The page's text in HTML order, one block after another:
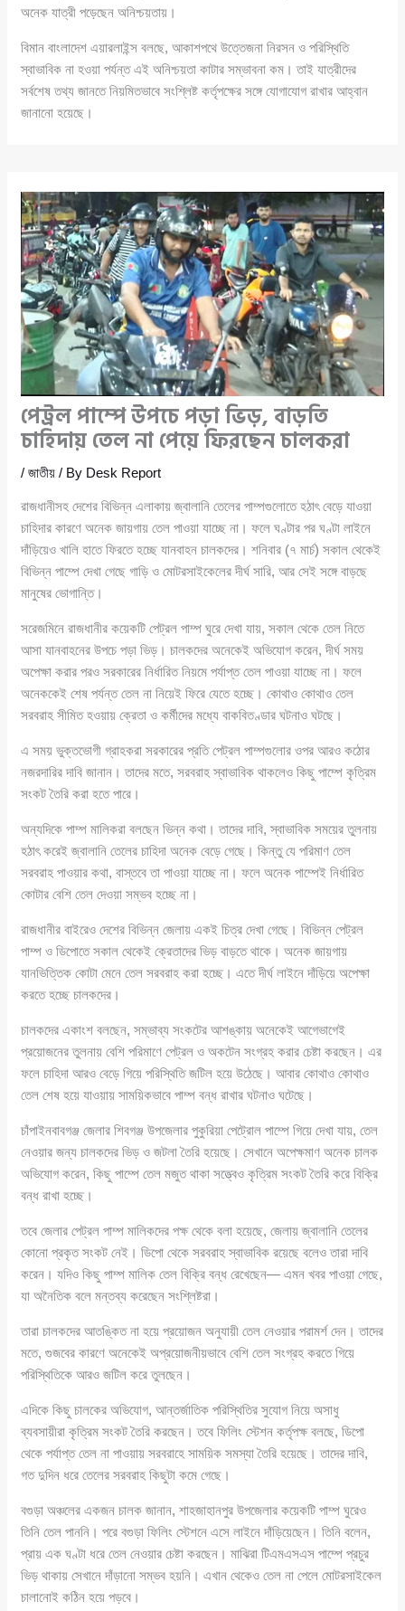
অনেক যাত্রী পড়েছেন অনিশ্চয়তায়।
বিমান বাংলাদেশ এয়ারলাইন্স বলছে, আকাশপথে উত্তেজনা নিরসন ও পরিস্থিতি
স্বাভাবিক না হওয়া পর্যন্ত এই অনিশ্চয়তা কাটার সম্ভাবনা কম। তাই যাত্রীদের
সর্বশেষ তথ্য জানতে নিয়মিতভাবে সংশ্লিষ্ট কর্তৃপক্ষের সঙ্গে যোগাযোগ রাখার আহ্বান
জানানো হয়েছে।
পেট্রল পাম্পে উপচে পড়া ভিড়, বাড়তি
চাহিদায় তেল না পেয়ে ফিরছেন চালকরা
/জাতীয় / By Desk Report
রাজধানীসহ দেশের বিভিন্ন এলাকায় জ্বালানি তেলের পাম্পগুলোতে হঠাৎ বেড়ে যাওয়া
চাহিদার কারণে অনেক জায়গায় তেল পাওয়া যাচ্ছে না। ফলে ঘণ্টার পর ঘণ্টা লাইনে
দাঁড়িয়েও খালি হাতে ফিরতে হচ্ছে যানবাহন চালকদের। শনিবার (৭ মার্চ) সকাল থেকেই
বিভিন্ন পাম্পে দেখা গেছে গাড়ি ও মোটরসাইকেলের দীর্ঘ সারি, আর সেই সঙ্গে বাড়ছে
মানুষের ভোগান্তি।
সরেজমিনে রাজধানীর কয়েকটি পেট্রল পাম্প ঘুরে দেখা যায়, সকাল থেকে তেল নিতে
আসা যানবাহনের উপচে পড়া ভিড়। চালকদের অনেকেই অভিযোগ করেন, দীর্ঘ সময়
অপেক্ষা করার পরও সরকারের নির্ধারিত নিয়মে পর্যাপ্ত তেল পাওয়া যাচ্ছে না। ফলে
অনেককেই শেষ পর্যন্ত তেল না নিয়েই ফিরে যেতে হচ্ছে। কোথাও কোথাও তেল
সরবরাহ সীমিত হওয়ায় ক্রেতা ও কর্মীদের মধ্যে বাকবিতণ্ডার ঘটনাও ঘটছে।
এ সময় ভুক্তভোগী গ্রাহকরা সরকারের প্রতি পেট্রল পাম্পগুলোর ওপর আরও কঠোর
নজরদারির দাবি জানান। তাদের মতে, সরবরাহ স্বাভাবিক থাকলেও কিছু পাম্পে কৃত্রিম
সংকট তৈরি করা হতে পারে।
অন্যদিকে পাম্প মালিকরা বলছেন ভিন্ন কথা। তাদের দাবি, স্বাভাবিক সময়ের তুলনায়
হঠাৎ করেই জ্বালানি তেলের চাহিদা অনেক বেড়ে গেছে। কিন্তু যে পরিমাণ তেল
সরবরাহ পাওয়ার কথা, বাস্তবে তা পাওয়া যাচ্ছে না। ফলে অনেক পাম্পেই নির্ধারিত
কোটার বেশি তেল দেওয়া সম্ভব হচ্ছে না।
রাজধানীর বাইরেও দেশের বিভিন্ন জেলায় একই চিত্র দেখা গেছে। বিভিন্ন পেট্রল
পাম্প ও ডিপোতে সকাল থেকেই ক্রেতাদের ভিড় বাড়তে থাকে। অনেক জায়গায়
যানভিত্তিক কোটা মেনে তেল সরবরাহ করা হচ্ছে। এতে দীর্ঘ লাইনে দাঁড়িয়ে অপেক্ষা
করতে হচ্ছে চালকদের।
চালকদের একাংশ বলছেন, সম্ভাব্য সংকটের আশঙ্কায় অনেকেই আগেভাগেই
প্রয়োজনের তুলনায় বেশি পরিমাণে পেট্রল ও অকটেন সংগ্রহ করার চেষ্টা করছেন। এর
ফলে চাহিদা আরও বেড়ে গিয়ে পরিস্থিতি জটিল হয়ে উঠেছে। আবার কোথাও কোথাও
তেল শেষ হয়ে যাওয়ায় সাময়িকভাবে পাম্প বন্ধ রাখার ঘটনাও ঘটেছে।
চাঁপাইনবাবগঞ্জ জেলার শিবগঞ্জ উপজেলার পুকুরিয়া পেট্রোল পাম্পে গিয়ে দেখা যায়, তেল
নেওয়ার জন্য চালকদের ভিড় ও জটলা তৈরি হয়েছে। সেখানে অপেক্ষমাণ অনেক চালক
অভিযোগ করেন, কিছু পাম্পে তেল মজুত থাকা সত্ত্বেও কৃত্রিম সংকট তৈরি করে বিক্রি
বন্ধ রাখা হচ্ছে।
তবে জেলার পেট্রল পাম্প মালিকদের পক্ষ থেকে বলা হয়েছে, জেলায় জ্বালানি তেলের
কোনো প্রকৃত সংকট নেই। ডিপো থেকে সরবরাহ স্বাভাবিক রয়েছে বলেও তারা দাবি
করেন। যদিও কিছু পাম্প মালিক তেল বিক্রি বন্ধ রেখেছেন— এমন খবর পাওয়া গেছে,
যা অনৈতিক বলে মন্তব্য করেছেন সংশ্লিষ্টরা।
তারা চালকদের আতঙ্কিত না হয়ে প্রয়োজন অনুযায়ী তেল নেওয়ার পরামর্শ দেন। তাদের
মতে, গুজবের কারণে অনেকেই অপ্রয়োজনীয়ভাবে বেশি তেল সংগ্রহ করতে গিয়ে
পরিস্থিতিকে আরও জটিল করে তুলছেন।
এদিকে কিছু চালকের অভিযোগ, আন্তর্জাতিক পরিস্থিতির সুযোগ নিয়ে অসাধু
ব্যবসায়ীরা কৃত্রিম সংকট তৈরি করছেন। তবে ফিলিং স্টেশন কর্তৃপক্ষ বলছে, ডিপো
থেকে পর্যাপ্ত তেল না পাওয়ায় সরবরাহে সাময়িক সমস্যা তৈরি হয়েছে। তাদের দাবি,
গত দুদিন ধরে তেলের সরবরাহ কিছুটা কমে গেছে।
বগুড়া অঞ্চলের একজন চালক জানান, শাহজাহানপুর উপজেলার কয়েকটি পাম্প ঘুরেও
তিনি তেল পাননি। পরে বগুড়া ফিলিং স্টেশনে এসে লাইনে দাঁড়িয়েছেন। তিনি বলেন,
প্রায় এক ঘণ্টা ধরে তেল নেওয়ার চেষ্টা করছেন। মাঝিরা টিএমএসএস পাম্পে প্রচুর
ভিড় থাকায় সেখানে দাঁড়ানো সম্ভব হয়নি। এখান থেকেও তেল না পেলে মোটরসাইকেল
চালানোই কঠিন হয়ে পড়বে।